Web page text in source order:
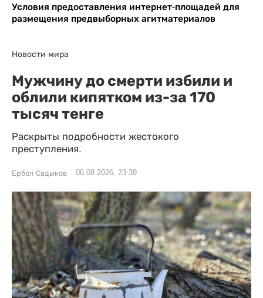
Условия предоставления интернет-площадей для
размещения предвыборных агитматериалов
Новости мира
Мужчину до смерти избили и
облили кипятком из-за 170
тысяч тенге
Раскрыты подробности жестокого
преступления.
Ербол Садыков 06.08.2026, 23:39